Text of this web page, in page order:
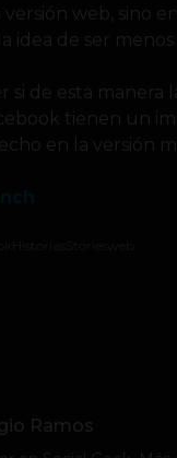
web, sino
idea de ser menos
si de esta manera
tienen un
en la versión
Ramos